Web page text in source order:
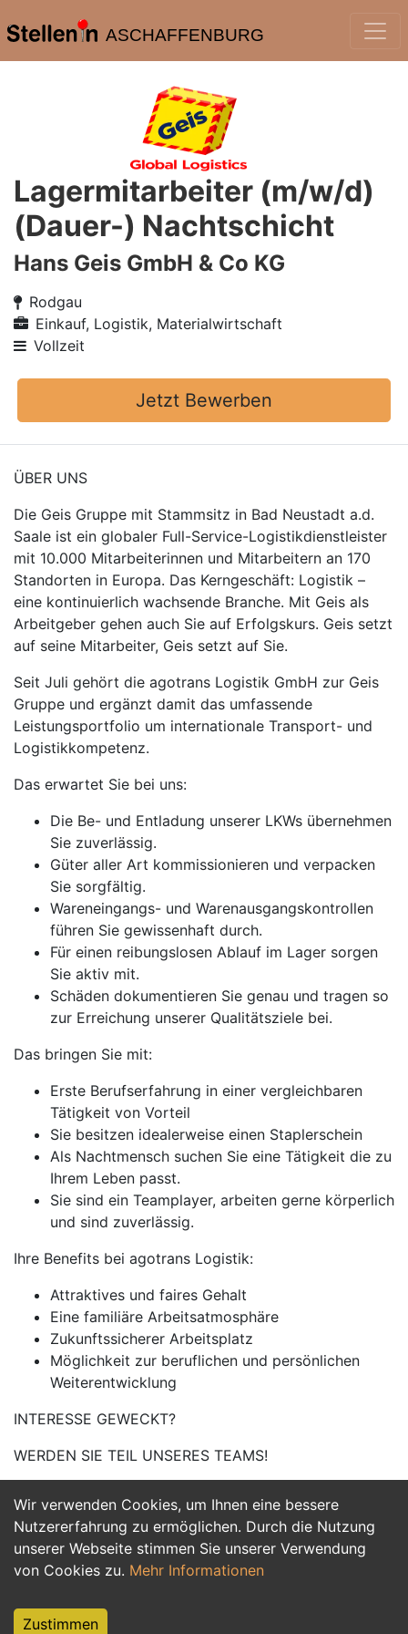
ASCHAFFENBURG
Wir verwenden Cookies, um Ihnen eine bessere
Nutzererfahrung zu ermöglichen. Durch die Nutzung
unserer Webseite stimmen Sie unserer Verwendung
von Cookies zu. Mehr Informationen
Zustimmen
Lagermitarbeiter (m/w/d)
(Dauer-) Nachtschicht
Hans Geis GmbH & Co KG
Rodgau
Einkauf, Logistik, Materialwirtschaft
Vollzeit
Jetzt Bewerben
ÜBER UNS
Die Geis Gruppe mit Stammsitz in Bad Neustadt a.d.
Saale ist ein globaler Full-Service-Logistikdienstleister
mit 10.000 Mitarbeiterinnen und Mitarbeitern an 170
Standorten in Europa. Das Kerngeschäft: Logistik –
eine kontinuierlich wachsende Branche. Mit Geis als
Arbeitgeber gehen auch Sie auf Erfolgskurs. Geis setzt
auf seine Mitarbeiter, Geis setzt auf Sie.
Seit Juli gehört die agotrans Logistik GmbH zur Geis
Gruppe und ergänzt damit das umfassende
Leistungsportfolio um internationale Transport- und
Logistikkompetenz.
Das erwartet Sie bei uns:
Die Be- und Entladung unserer LKWs übernehmen
Sie zuverlässig.
Güter aller Art kommissionieren und verpacken
Sie sorgfältig.
Wareneingangs- und Warenausgangskontrollen
führen Sie gewissenhaft durch.
Für einen reibungslosen Ablauf im Lager sorgen
Sie aktiv mit.
Schäden dokumentieren Sie genau und tragen so
zur Erreichung unserer Qualitätsziele bei.
Das bringen Sie mit:
Erste Berufserfahrung in einer vergleichbaren
Tätigkeit von Vorteil
Sie besitzen idealerweise einen Staplerschein
Als Nachtmensch suchen Sie eine Tätigkeit die zu
Ihrem Leben passt.
Sie sind ein Teamplayer, arbeiten gerne körperlich
und sind zuverlässig.
Ihre Benefits bei agotrans Logistik:
Attraktives und faires Gehalt
Eine familiäre Arbeitsatmosphäre
Zukunftssicherer Arbeitsplatz
Möglichkeit zur beruflichen und persönlichen
Weiterentwicklung
INTERESSE GEWECKT?
WERDEN SIE TEIL UNSERES TEAMS!
Jetzt Bewerben